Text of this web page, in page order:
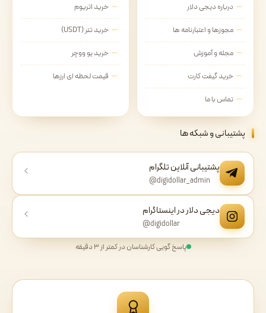
درباره دیجی دلار
مجوزها و اعتبارنامه ها
مجله و آموزش
خرید گیفت کارت
تماس با ما
خرید اتریوم
خرید تتر (USDT)
خرید یو ووچر
قیمت لحظه ای ارزها
پشتیبانی و شبکه ها
پشتیبانی آنلاین تلگرام
@digidollar_admin
دیجی دلار در اینستاگرام
@digidollar
پاسخ گویی کارشناسان در کمتر از ۳ دقیقه